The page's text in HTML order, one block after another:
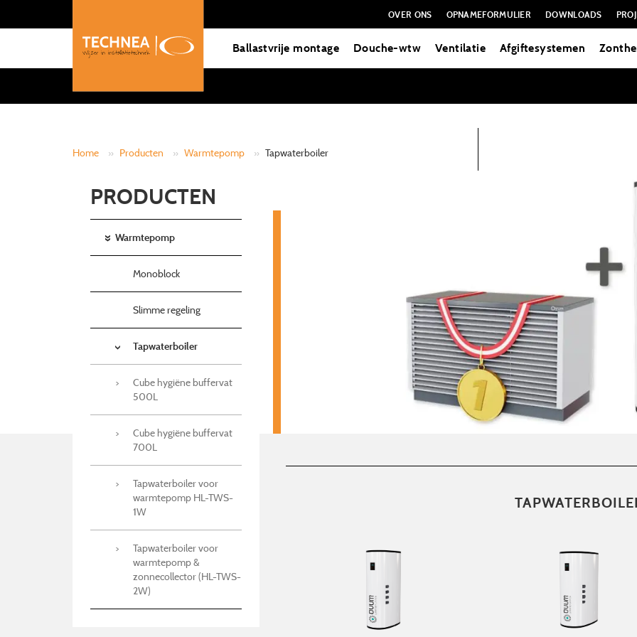
OVER ONS OPNAMEFORMULIER DOWNLOADS
Ballastvrije montage Douche-wtw Ventilatie Afgiftesystemen
Home » Producten » Warmtepomp » Tapwaterboiler
PRODUCTEN
Warmtepomp
Monoblock
Slimme regeling
Tapwaterboiler
Cube hygiëne buffervat
500L
Cube hygiëne buffervat
700L
Tapwaterboiler voor
warmtepomp HL-TWS-
1W
Tapwaterboiler voor
warmtepomp &
zonnecollector (HL-TWS-
2W)